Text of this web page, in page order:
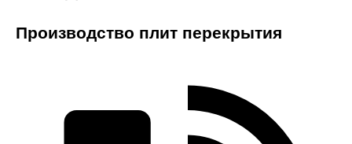
Производство плит перекрытия